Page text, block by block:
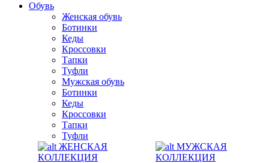
Обувь
Женская обувь
Ботинки
Кеды
Кроссовки
Тапки
Туфли
Мужская обувь
Ботинки
Кеды
Кроссовки
Тапки
Туфли
ЖЕНСКАЯ
КОЛЛЕКЦИЯ
МУЖСКАЯ
КОЛЛЕКЦИЯ